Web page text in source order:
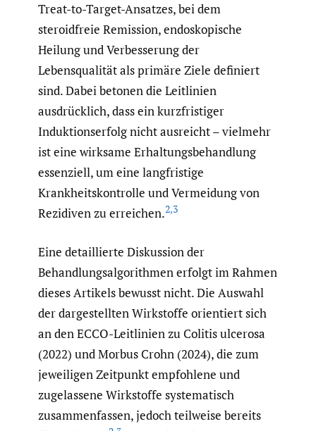
Treat-to-Target-Ansatzes, bei dem
steroidfreie Remission, endoskopische
Heilung und Verbesserung der
Lebensqualität als primäre Ziele definiert
sind. Dabei betonen die Leitlinien
ausdrücklich, dass ein kurzfristiger
Induktionserfolg nicht ausreicht – vielmehr
ist eine wirksame Erhaltungsbehandlung
essenziell, um eine langfristige
Krankheitskontrolle und Vermeidung von
Rezidiven zu erreichen.2,3
Eine detaillierte Diskussion der
Behandlungsalgorithmen erfolgt im Rahmen
dieses Artikels bewusst nicht. Die Auswahl
der dargestellten Wirkstoffe orientiert sich
an den ECCO-Leitlinien zu Colitis ulcerosa
(2022) und Morbus Crohn (2024), die zum
jeweiligen Zeitpunkt empfohlene und
zugelassene Wirkstoffe systematisch
zusammenfassen, jedoch teilweise bereits